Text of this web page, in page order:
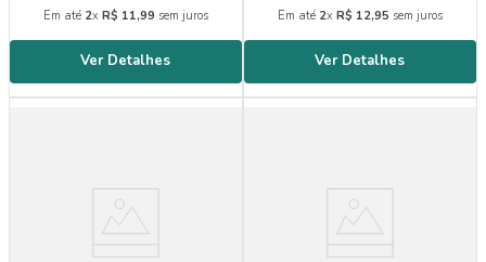
Em até 2x R$ 11,99 sem juros Em até 2x R$ 12,95 sem juros